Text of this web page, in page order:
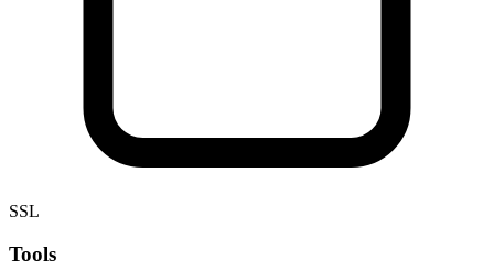
SSL
Tools